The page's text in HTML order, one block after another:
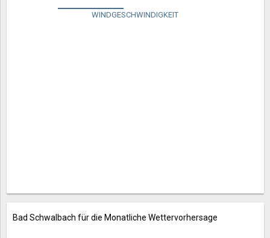
WINDGESCHWINDIGKEIT
Bad Schwalbach für die Monatliche Wettervorhersage